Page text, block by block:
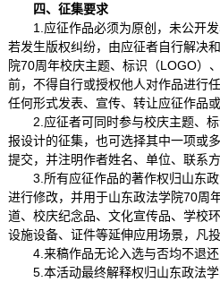
四、征集要求
1.应征作品必须为原创，未公开
若发生版权纠纷，由应征者自行解决
院70周年校庆主题、标识（LOGO）
前，不得自行或授权他人对作品进行
任何形式发表、宣传、转让应征作品
2.应征者可同时参与校庆主题、
报设计的征集，也可选择其中一项或
提交，并注明作者姓名、单位、联系
3.所有应征作品的著作权归山东
进行修改，并用于山东政法学院70周
道、校庆纪念品、文化宣传品、学校
设施设备、证件等延伸应用场景，凡
4.来稿作品无论入选与否均不退还
5.本活动最终解释权归山东政法学